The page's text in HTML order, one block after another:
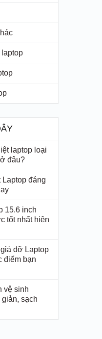
laptop
laptop loại
đâu?
Laptop đáng
15.6 inch
tốt nhất hiện
đỡ Laptop
điểm bạn
vệ sinh
sạch